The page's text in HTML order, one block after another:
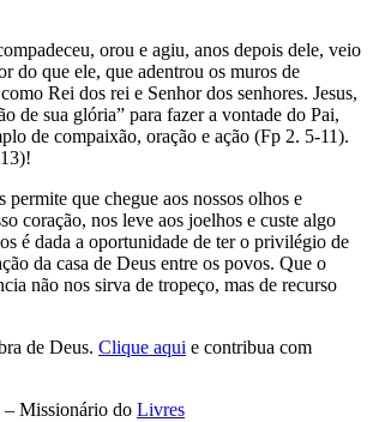
orou e agiu, anos depois dele, veio
do que ele, que adentrou os muros de
Rei dos rei e Senhor dos senhores. Jesus,
de sua glória” para fazer a vontade do Pai,
de compaixão, oração e ação (Fp 2. 5-11).
que chegue aos nossos olhos e
coração, nos leve aos joelhos e custe algo
é dada a oportunidade de ter o privilégio de
da casa de Deus entre os povos. Que o
não nos sirva de tropeço, mas de recurso
de Deus. Clique aqui e contribua com
– Missionário do Livres